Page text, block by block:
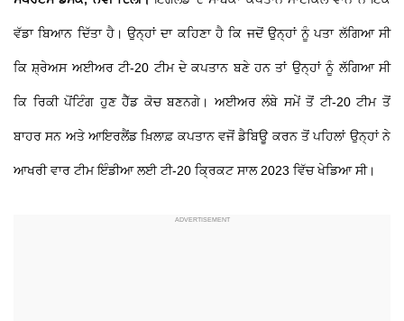
ਵੱਡਾ ਬਿਆਨ ਦਿੱਤਾ ਹੈ। ਉਨ੍ਹਾਂ ਦਾ ਕਹਿਣਾ ਹੈ ਕਿ ਜਦੋਂ ਉਨ੍ਹਾਂ ਨੂੰ ਪਤਾ ਲੱਗਿਆ ਸੀ
ਕਿ ਸ਼੍ਰੇਅਸ ਅਈਅਰ ਟੀ-20 ਟੀਮ ਦੇ ਕਪਤਾਨ ਬਣੇ ਹਨ ਤਾਂ ਉਨ੍ਹਾਂ ਨੂੰ ਲੱਗਿਆ ਸੀ
ਕਿ ਰਿਕੀ ਪੋਂਟਿੰਗ ਹੁਣ ਹੈੱਡ ਕੋਚ ਬਣਨਗੇ। ਅਈਅਰ ਲੰਬੇ ਸਮੇਂ ਤੋਂ ਟੀ-20 ਟੀਮ ਤੋਂ
ਬਾਹਰ ਸਨ ਅਤੇ ਆਇਰਲੈਂਡ ਖ਼ਿਲਾਫ਼ ਕਪਤਾਨ ਵਜੋਂ ਡੈਬਿਊ ਕਰਨ ਤੋਂ ਪਹਿਲਾਂ ਉਨ੍ਹਾਂ ਨੇ
ਆਖਰੀ ਵਾਰ ਟੀਮ ਇੰਡੀਆ ਲਈ ਟੀ-20 ਕ੍ਰਿਕਟ ਸਾਲ 2023 ਵਿੱਚ ਖੇਡਿਆ ਸੀ।